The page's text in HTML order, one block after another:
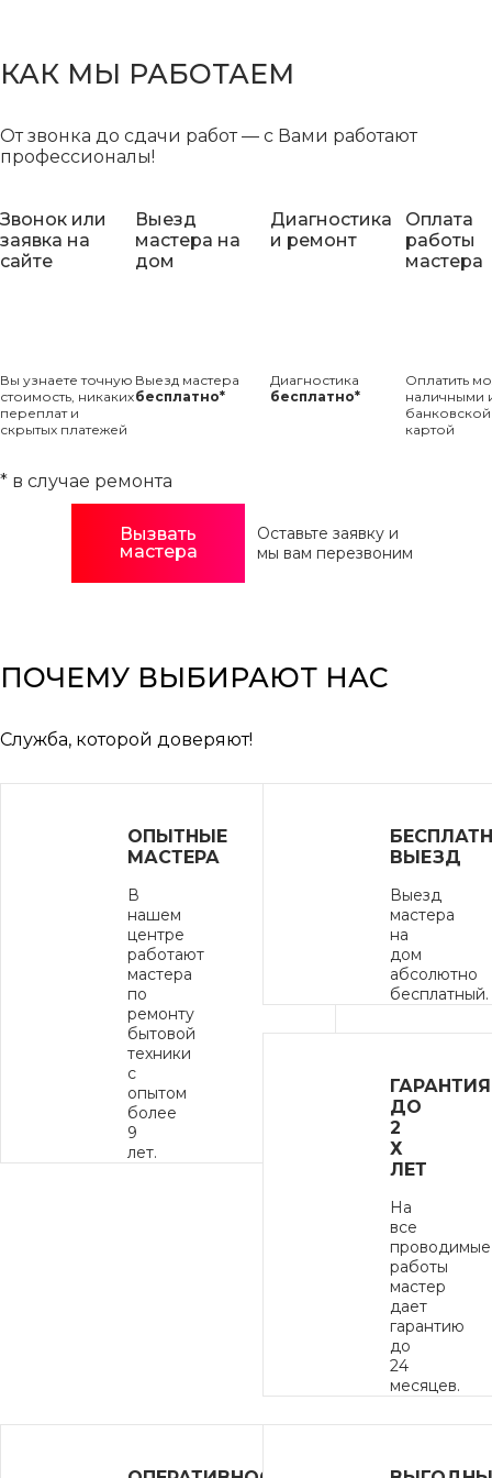
КАК МЫ РАБОТАЕМ
От звонка до сдачи работ — с Вами работают
профессионалы!
Звонок или
заявка на
сайте
Вы узнаете точную
стоимость, никаких
переплат и
скрытых платежей
Выезд
мастера на
дом
Выезд мастера
бесплатно*
Диагностика
и ремонт
Диагностика
бесплатно*
Оплата
работы
мастера
Оплатить
наличными
банковской
картой
* в случае ремонта
Вызвать
мастера
Оставьте заявку и
мы вам перезвоним
ПОЧЕМУ ВЫБИРАЮТ НАС
Служба, которой доверяют!
ОПЫТНЫЕ
МАСТЕРА
В
нашем
центре
работают
мастера
по
ремонту
бытовой
техники
с
опытом
более
9
лет.
ВЫЕЗД
Выезд
мастера
на
дом
абсолютно
бесплатный.
ГАРАНТИЯ
ДО
2
Х
ЛЕТ
На
все
проводимые
работы
мастер
дает
гарантию
до
24
месяцев.